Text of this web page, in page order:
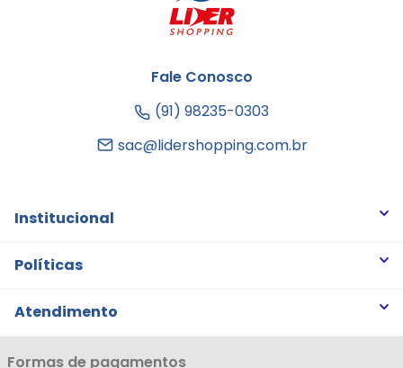
Fale Conosco
(91) 98235-0303
sac@lidershopping.com.br
Institucional
Quem somos
Notícias
Políticas
Trocas e Devoluções
Política de Privacidade
Atendimento
Minha Conta
Formas de pagamentos